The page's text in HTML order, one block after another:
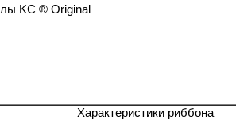
KC ® Original
Характеристики риббона